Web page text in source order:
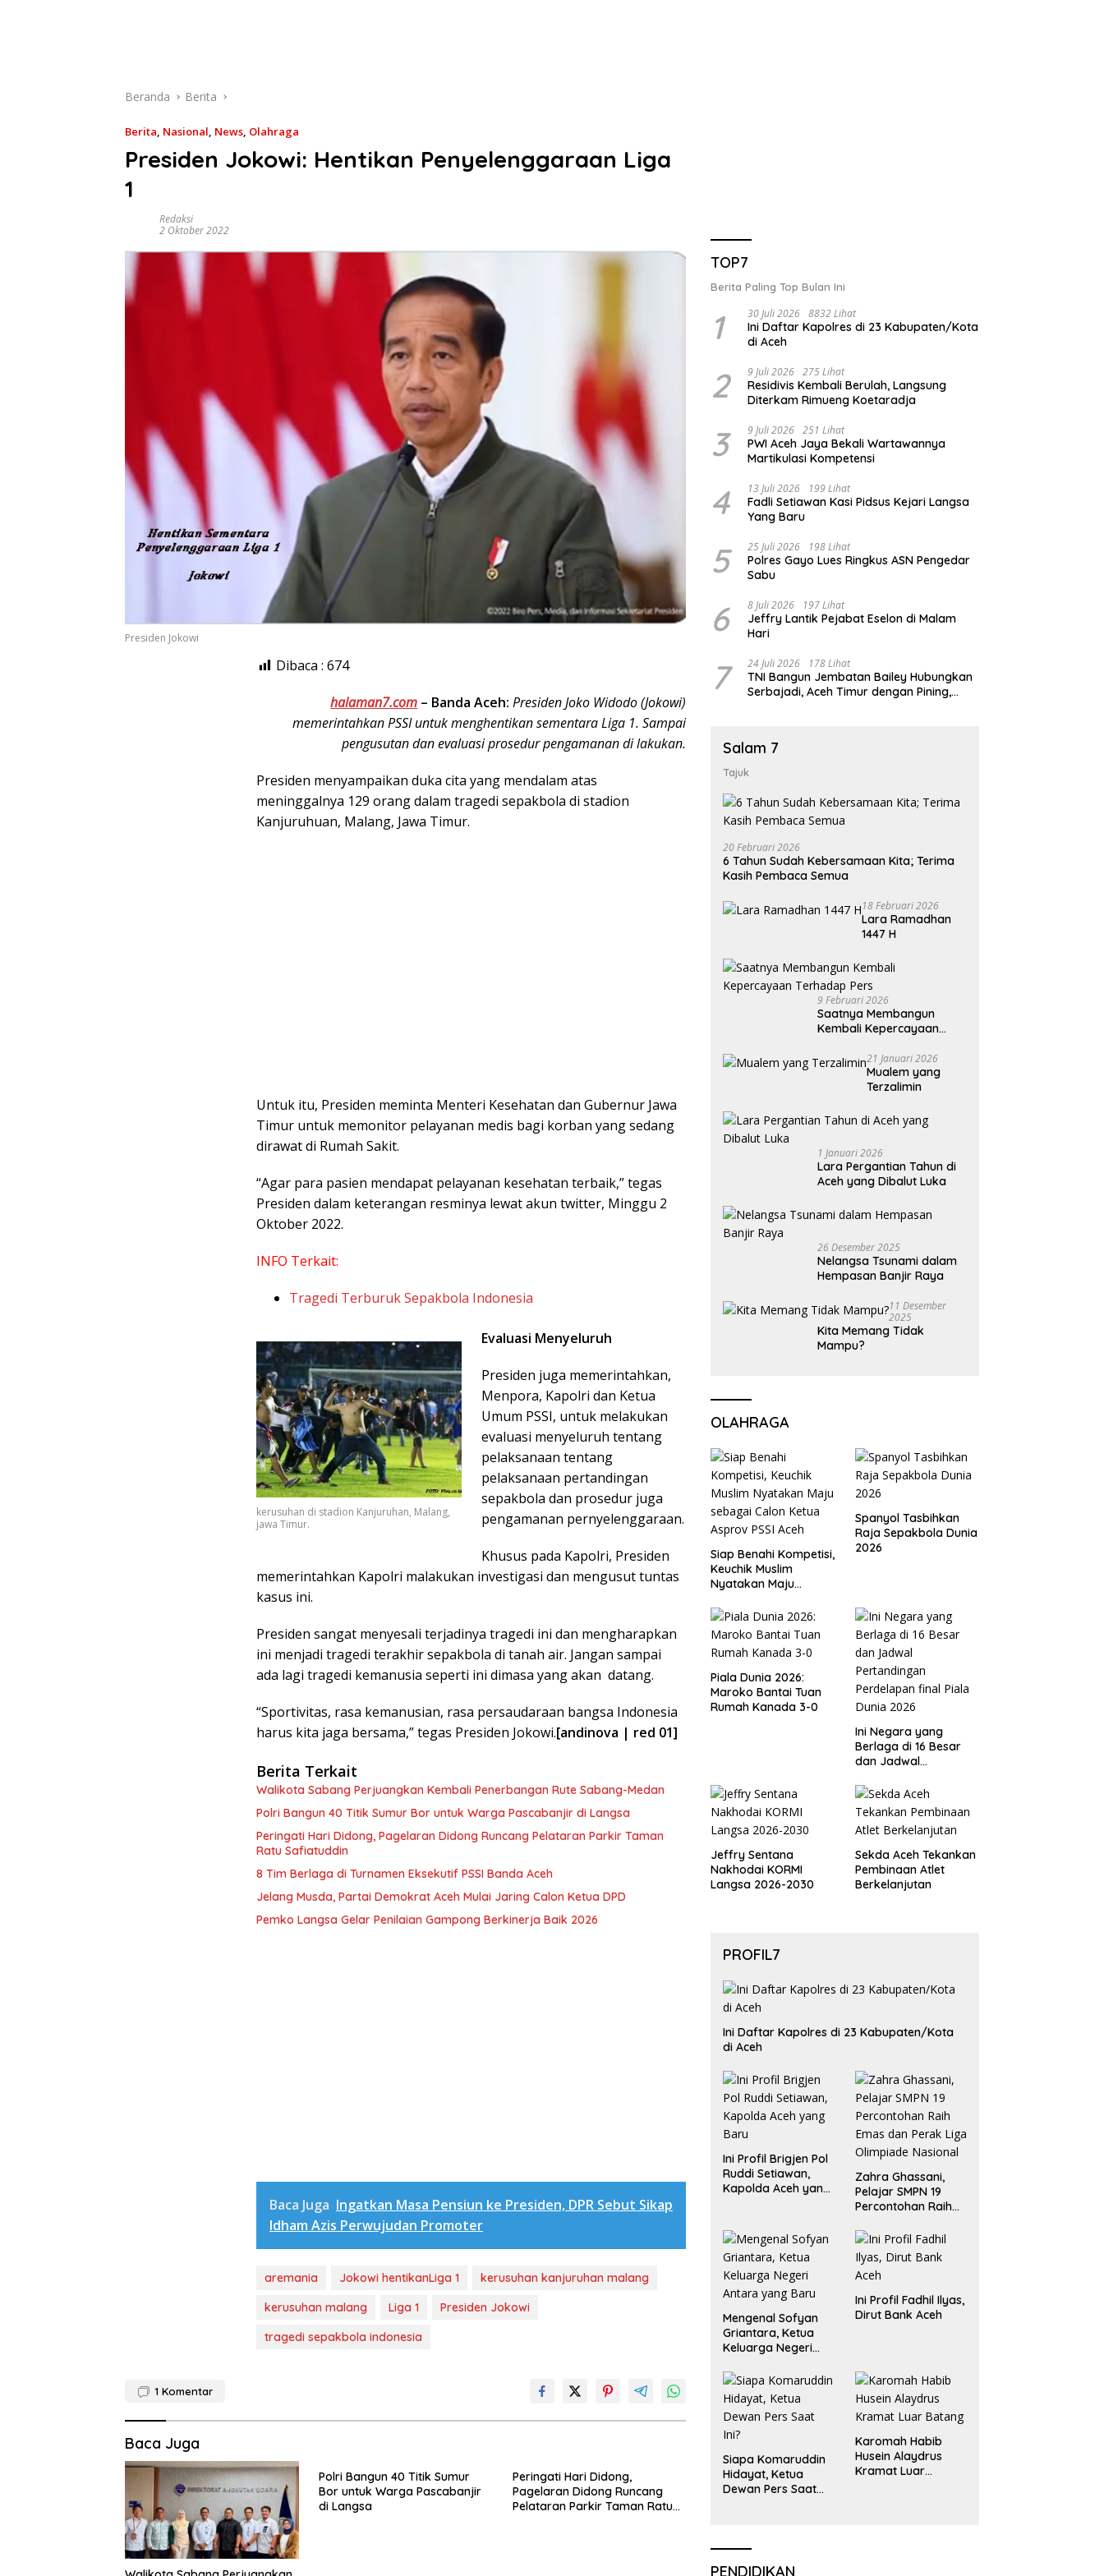
Beranda Berita
Berita, Nasional, News, Olahraga
Presiden Jokowi: Hentikan Penyelenggaraan Liga
1
Redaksi
2 Oktober 2022
Presiden Jokowi
Dibaca : 674
halaman7.com – Banda Aceh: Presiden Joko Widodo (Jokowi)
memerintahkan PSSI untuk menghentikan sementara Liga 1. Sampai
pengusutan dan evaluasi prosedur pengamanan di lakukan.
Presiden menyampaikan duka cita yang mendalam atas
meninggalnya 129 orang dalam tragedi sepakbola di stadion
Kanjuruhuan, Malang, Jawa Timur.
Untuk itu, Presiden meminta Menteri Kesehatan dan Gubernur Jawa
Timur untuk memonitor pelayanan medis bagi korban yang sedang
dirawat di Rumah Sakit.
“Agar para pasien mendapat pelayanan kesehatan terbaik,” tegas
Presiden dalam keterangan resminya lewat akun twitter, Minggu 2
Oktober 2022.
INFO Terkait:
Tragedi Terburuk Sepakbola Indonesia
kerusuhan di stadion Kanjuruhan, Malang,
jawa Timur.
Evaluasi Menyeluruh
Presiden juga memerintahkan,
Menpora, Kapolri dan Ketua
Umum PSSI, untuk melakukan
evaluasi menyeluruh tentang
pelaksanaan tentang
pelaksanaan pertandingan
sepakbola dan prosedur juga
pengamanan pernyelenggaraan.
Khusus pada Kapolri, Presiden
memerintahkan Kapolri malakukan investigasi dan mengusut tuntas
kasus ini.
Presiden sangat menyesali terjadinya tragedi ini dan mengharapkan
ini menjadi tragedi terakhir sepakbola di tanah air. Jangan sampai
ada lagi tragedi kemanusia seperti ini dimasa yang akan datang.
“Sportivitas, rasa kemanusian, rasa persaudaraan bangsa Indonesia
harus kita jaga bersama,” tegas Presiden Jokowi.[andinova | red 01]
Berita Terkait
Walikota Sabang Perjuangkan Kembali Penerbangan Rute Sabang-Medan
Polri Bangun 40 Titik Sumur Bor untuk Warga Pascabanjir di Langsa
Peringati Hari Didong, Pagelaran Didong Runcang Pelataran Parkir Taman
Ratu Safiatuddin
8 Tim Berlaga di Turnamen Eksekutif PSSI Banda Aceh
Jelang Musda, Partai Demokrat Aceh Mulai Jaring Calon Ketua DPD
Pemko Langsa Gelar Penilaian Gampong Berkinerja Baik 2026
Baca Juga Ingatkan Masa Pensiun ke Presiden, DPR Sebut Sikap
Idham Azis Perwujudan Promoter
aremania Jokowi hentikanLiga 1
kerusuhan kanjuruhan malang
kerusuhan malang
Liga 1
Presiden Jokowi
tragedi sepakbola indonesia
1 Komentar
Baca Juga
Polri Bangun 40 Titik Sumur
Bor untuk Warga Pascabanjir
di Langsa
Peringati Hari Didong,
Pagelaran Didong Runcang
Pelataran Parkir Taman Ratu
TOP7
Berita Paling Top Bulan Ini
1 30 Juli 2026 8832 Lihat
Ini Daftar Kapolres di 23 Kabupaten/Kota
di Aceh
2 9 Juli 2026 275 Lihat
Residivis Kembali Berulah, Langsung
Diterkam Rimueng Koetaradja
3 9 Juli 2026 251 Lihat
PWI Aceh Jaya Bekali Wartawannya
Martikulasi Kompetensi
4 13 Juli 2026 199 Lihat
Fadli Setiawan Kasi Pidsus Kejari Langsa
Yang Baru
5 25 Juli 2026 198 Lihat
Polres Gayo Lues Ringkus ASN Pengedar
Sabu
6 8 Juli 2026 197 Lihat
Jeffry Lantik Pejabat Eselon di Malam
Hari
7 24 Juli 2026 178 Lihat
TNI Bangun Jembatan Bailey Hubungkan
Serbajadi, Aceh Timur dengan Pining,
Salam 7
Tajuk
20 Februari 2026
6 Tahun Sudah Kebersamaan Kita; Terima
Kasih Pembaca Semua
18 Februari 2026
Lara Ramadhan
1447 H
9 Februari 2026
Saatnya Membangun
Kembali Kepercayaan
21 Januari 2026
Mualem yang
Terzalimin
1 Januari 2026
Lara Pergantian Tahun di
Aceh yang Dibalut Luka
26 Desember 2025
Nelangsa Tsunami dalam
Hempasan Banjir Raya
11 Desember
2025
Kita Memang Tidak
Mampu?
OLAHRAGA
Siap Benahi Kompetisi,
Keuchik Muslim
Nyatakan Maju
Asprov PSSI Aceh
Spanyol Tasbihkan
Raja Sepakbola Dunia
2026
Piala Dunia 2026:
Maroko Bantai Tuan
Rumah Kanada 3-0
Ini Negara yang
Berlaga di 16 Besar
dan Jadwal
Perdelapan final Piala
Dunia 2026
Jeffry Sentana
Nakhodai KORMI
Langsa 2026-2030
Sekda Aceh Tekankan
Pembinaan Atlet
Berkelanjutan
PROFIL7
Ini Daftar Kapolres di 23 Kabupaten/Kota
di Aceh
Ini Profil Brigjen Pol
Ruddi Setiawan,
Kapolda Aceh yang
Zahra Ghassani,
Pelajar SMPN 19
Percontohan Raih
Liga Olimpiade
Nasional
Mengenal Sofyan
Griantara, Ketua
Keluarga Negeri
Ini Profil Fadhil Ilyas,
Dirut Bank Aceh
Siapa Komaruddin
Hidayat, Ketua
Dewan Pers Saat
Karomah Habib
Husein Alaydrus
Kramat Luar
PENDIDIKAN